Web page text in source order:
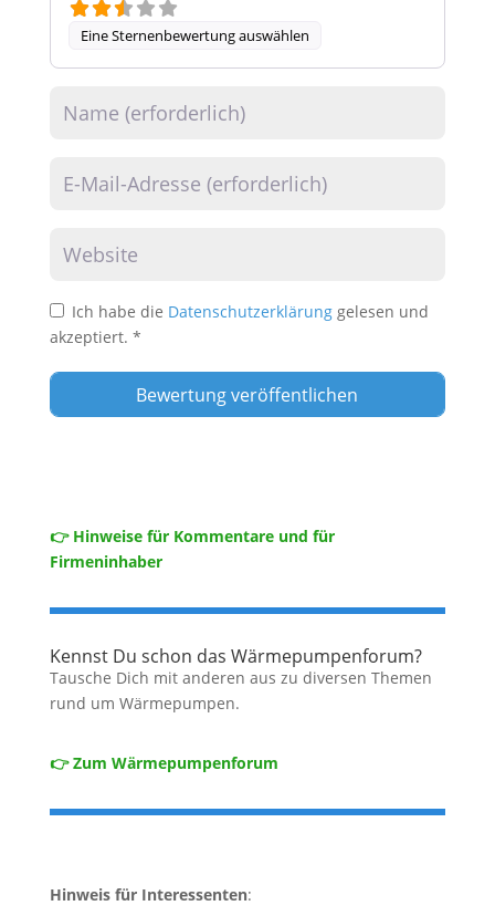
Eine Sternenbewertung auswählen
Ich habe die Datenschutzerklärung gelesen und
akzeptiert. *
👉 Hinweise für Kommentare und für
Firmeninhaber
Kennst Du schon das Wärmepumpenforum?
Tausche Dich mit anderen aus zu diversen Themen
rund um Wärmepumpen.
👉 Zum Wärmepumpenforum
Hinweis für Interessenten: